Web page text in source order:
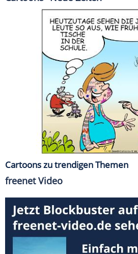
Cartoons zu trendigen Themen
freenet Video